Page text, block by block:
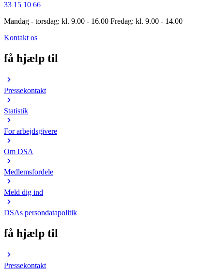
33 15 10 66
Mandag - torsdag: kl. 9.00 - 16.00 Fredag: kl. 9.00 - 14.00
Kontakt os
få hjælp til
Pressekontakt
Statistik
For arbejdsgivere
Om DSA
Medlemsfordele
Meld dig ind
DSAs persondatapolitik
få hjælp til
Pressekontakt